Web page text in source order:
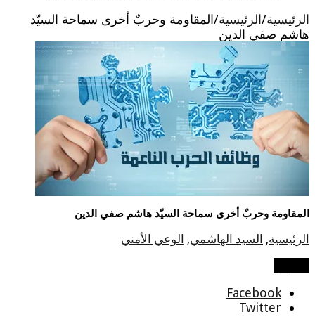
الرئيسية/الرئيسية/المقاومة وحربٌ أخرى سماحة السيّد
هاشم صفي الدين
المقاومة وحربٌ أخرى سماحة السيّد هاشم صفي الدين
الرئيسية, السيد الهاشمي, الوعي الأمني
Facebook
Twitter